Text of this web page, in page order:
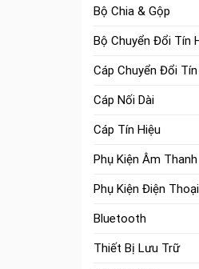
Bộ Chia & Gộp
Bộ Chuyển Đổi Tín
Cáp Chuyển Đổi Tín
Cáp Nối Dài
Cáp Tín Hiệu
Phụ Kiện Âm Thanh
Phụ Kiện Điện Thoại
Bluetooth
Thiết Bị Lưu Trữ